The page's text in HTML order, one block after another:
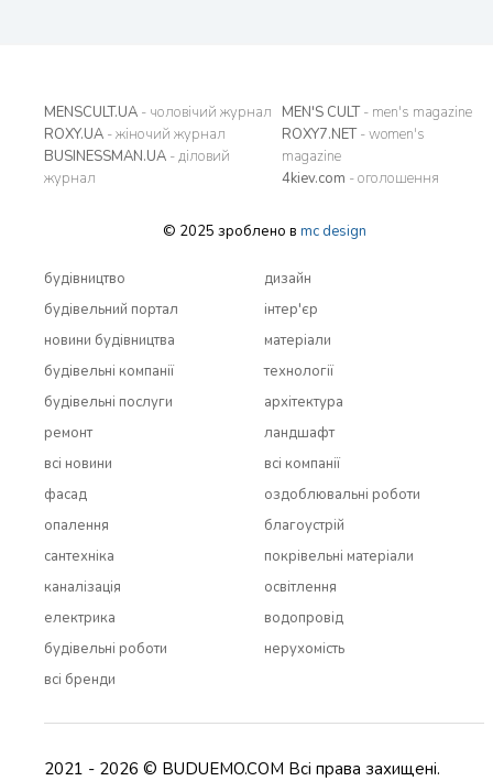
MENSCULT.UA - чоловічий журнал
ROXY.UA - жіночий журнал
BUSINESSMAN.UA - діловий
журнал
MEN'S CULT- men's magazine
ROXY7.NET- women's
magazine
4kiev.com - оголошення
© 2025 зроблено в mc design
будівництво
будівельний портал
новини будівництва
будівельні компанії
будівельні послуги
ремонт
всi новини
дизайн
інтер'єр
матеріали
технології
архітектура
ландшафт
всi компанії
фасад
опалення
сантехніка
каналізація
електрика
будівельні роботи
всi бренди
оздоблювальні роботи
благоустрій
покрівельні матеріали
освітлення
водопровід
нерухомість
2021 - 2026 © BUDUEMO.COM Всі права захищені.